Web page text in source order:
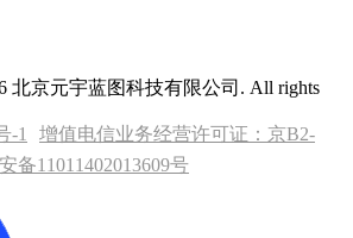
北京元宇蓝图科技有限公司. All rights
-1
增值电信业务经营许可证：京B2-
备11011402013609号